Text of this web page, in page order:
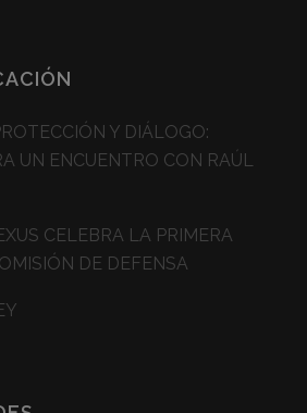
Y DIÁLOGO:
UN ENCUENTRO CON RAÚL
CELEBRA LA PRIMERA
DE DEFENSA